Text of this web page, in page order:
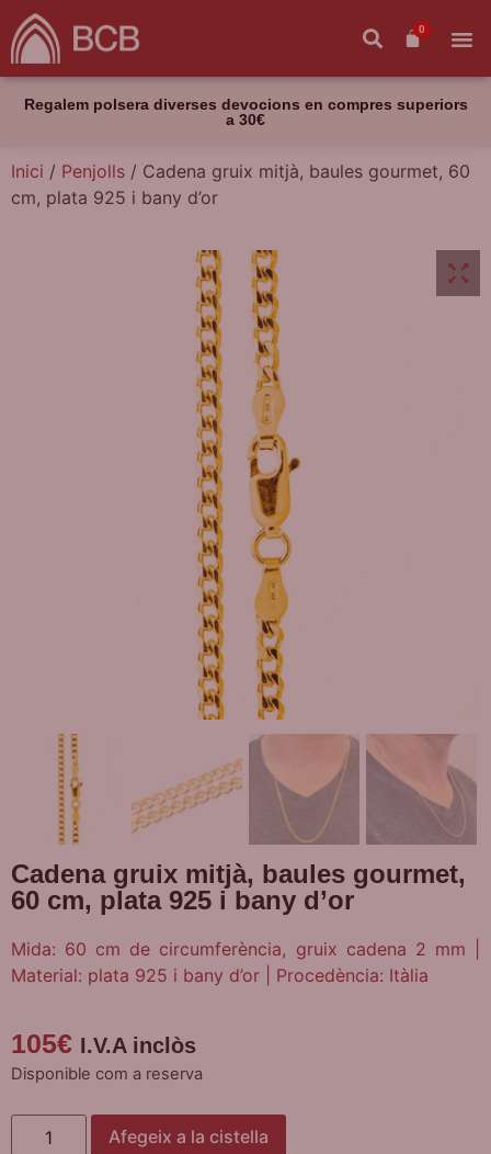
0
Regalem polsera diverses devocions en compres superiors
a 30€
Inici / Penjolls / Cadena gruix mitjà, baules gourmet, 60
cm, plata 925 i bany d’or
Cadena gruix mitjà, baules gourmet,
60 cm, plata 925 i bany d’or
Mida: 60 cm de circumferència, gruix cadena 2 mm |
Material: plata 925 i bany d’or | Procedència: Itàlia
105€ I.V.A inclòs
Disponible com a reserva
Afegeix a la cistella